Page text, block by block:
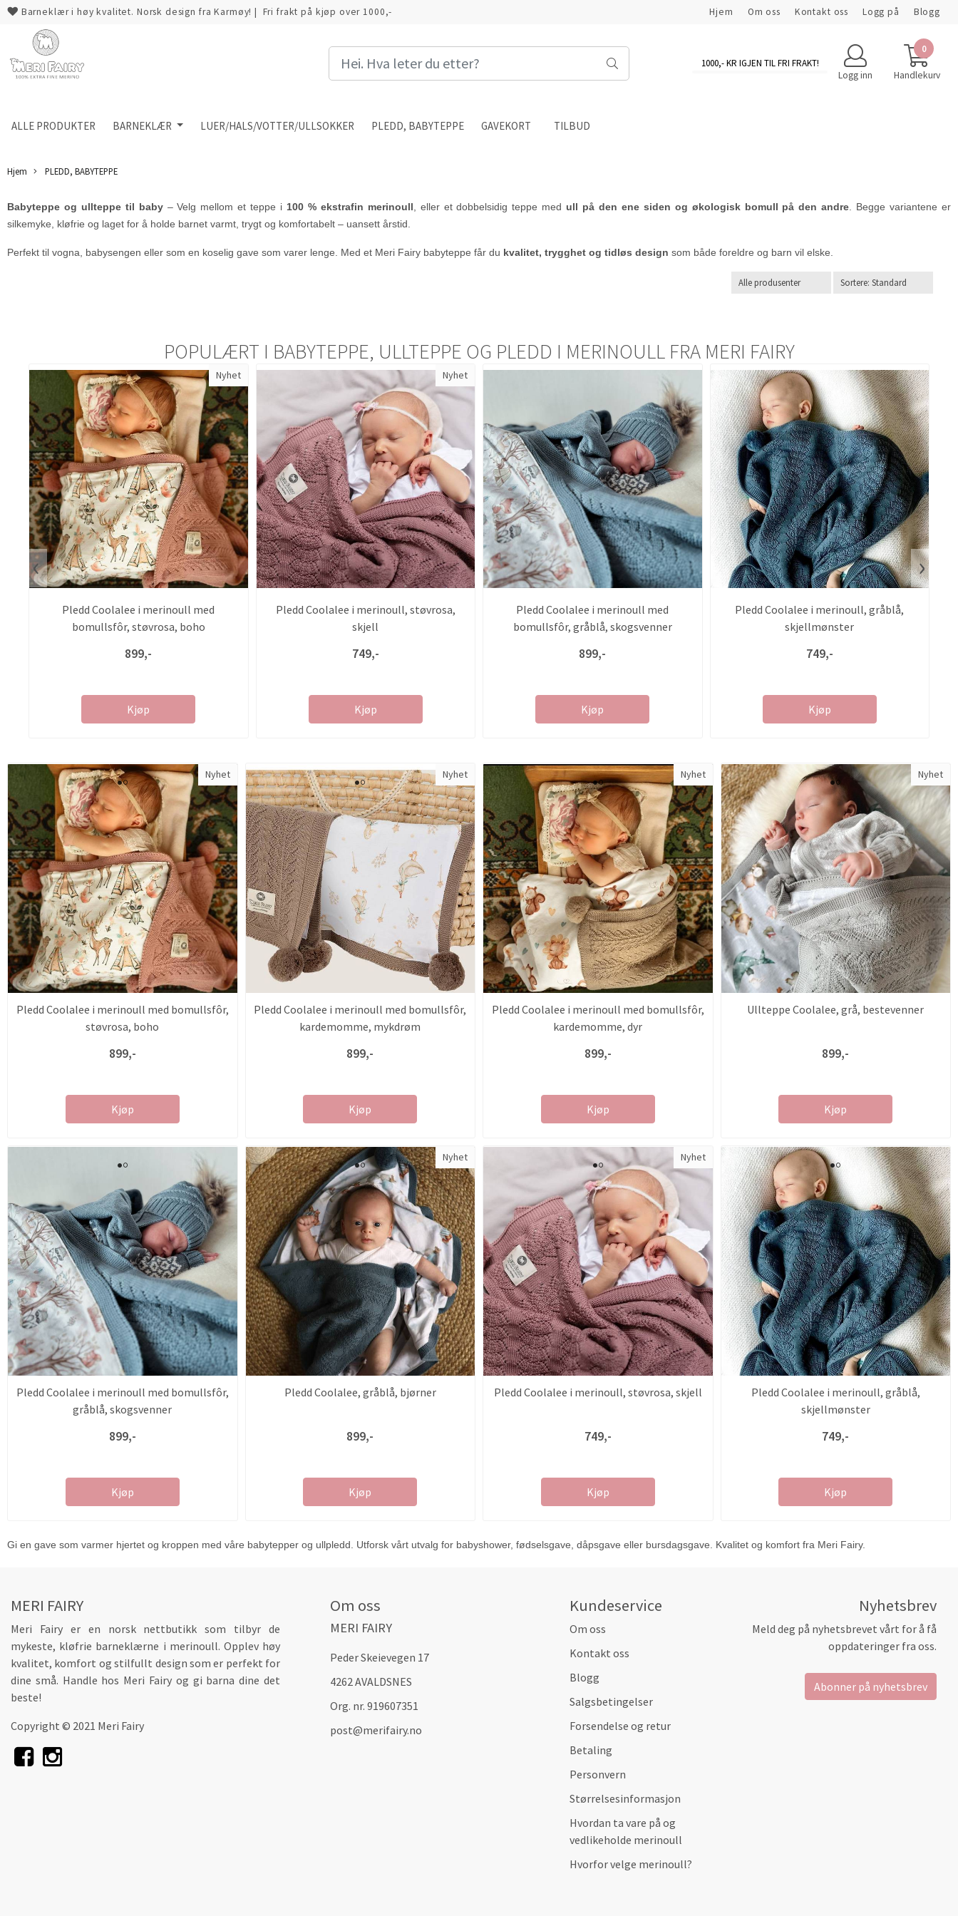
Barneklær i høy kvalitet. Norsk design fra Karmøy!| Fri frakt på kjøp over 1000,- Hjem Om oss Kontakt oss Logg på Blogg
1000,- KR IGJEN TIL FRI FRAKT!
Logg inn
0
Handlekurv
ALLE PRODUKTER BARNEKLÆR LUER/HALS/VOTTER/ULLSOKKER PLEDD, BABYTEPPE GAVEKORT TILBUD
Hjem PLEDD, BABYTEPPE
Babyteppe og ullteppe til baby– Velg mellom et teppe i 100 % ekstrafin merinoull , eller et dobbelsidig teppe med ull på den ene siden og økologisk bomull på den andre . Begge variantene er
silkemyke, kløfrie og laget for å holde barnet varmt, trygt og komfortabelt – uansett årstid.
Perfekt til vogna, babysengen eller som en koselig gave som varer lenge. Med et Meri Fairy babyteppe får du kvalitet, trygghet og tidløs design som både foreldre og barn vil elske.
POPULÆRT I BABYTEPPE, ULLTEPPE OG PLEDD I MERINOULL FRA MERI FAIRY
Nyhet
Pledd Coolalee i merinoull med
bomullsfôr, støvrosa, boho
899,-
Kjøp
Nyhet
Pledd Coolalee i merinoull, støvrosa,
skjell
749,-
Kjøp
Pledd Coolalee i merinoull med
bomullsfôr, gråblå, skogsvenner
899,-
Kjøp
Pledd Coolalee i merinoull, gråblå,
skjellmønster
749,-
Kjøp
‹ ›
Nyhet
Pledd Coolalee i merinoull med bomullsfôr,
støvrosa, boho
899,-
Kjøp
Nyhet
Pledd Coolalee i merinoull med bomullsfôr,
kardemomme, mykdrøm
899,-
Kjøp
Nyhet
Pledd Coolalee i merinoull med bomullsfôr,
kardemomme, dyr
899,-
Kjøp
Nyhet
Ullteppe Coolalee, grå, bestevenner
899,-
Kjøp
Pledd Coolalee i merinoull med bomullsfôr,
gråblå, skogsvenner
899,-
Kjøp
Nyhet
Pledd Coolalee, gråblå, bjørner
899,-
Kjøp
Nyhet
Pledd Coolalee i merinoull, støvrosa, skjell
749,-
Kjøp
Pledd Coolalee i merinoull, gråblå,
skjellmønster
749,-
Kjøp
Gi en gave som varmer hjertet og kroppen med våre babytepper og ullpledd. Utforsk vårt utvalg for babyshower, fødselsgave, dåpsgave eller bursdagsgave. Kvalitet og komfort fra Meri Fairy.
MERI FAIRY
Meri Fairy er en norsk nettbutikk som tilbyr de
mykeste, kløfrie barneklærne i merinoull. Opplev høy
kvalitet, komfort og stilfullt design som er perfekt for
dine små. Handle hos Meri Fairy og gi barna dine det
beste!
Copyright © 2021 Meri Fairy
Om oss
MERI FAIRY
Peder Skeievegen 17
4262 AVALDSNES
Org. nr. 919607351
post@merifairy.no
Kundeservice
Om oss
Kontakt oss
Blogg
Salgsbetingelser
Forsendelse og retur
Betaling
Personvern
Størrelsesinformasjon
Hvordan ta vare på og
vedlikeholde merinoull
Hvorfor velge merinoull?
Nyhetsbrev
Meld deg på nyhetsbrevet vårt for å få
oppdateringer fra oss.
Abonner på nyhetsbrev